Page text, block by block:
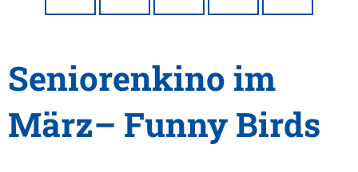
Seniorenkino im
März– Funny Birds